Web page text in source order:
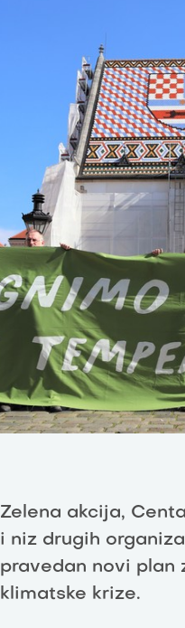
Zelena akcija,
i niz drugih
pravedan novi plan
klimatske krize.